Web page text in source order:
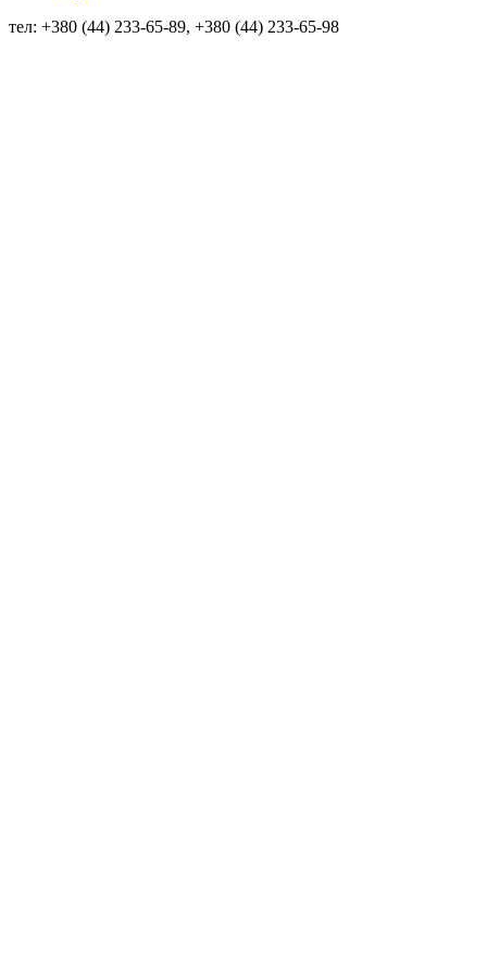
тел: +380 (44) 233-65-89, +380 (44) 233-65-98